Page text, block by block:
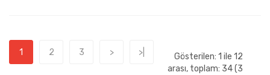
1 2 3 > >|
Gösterilen: 1 ile 12
arası, toplam: 34 (3